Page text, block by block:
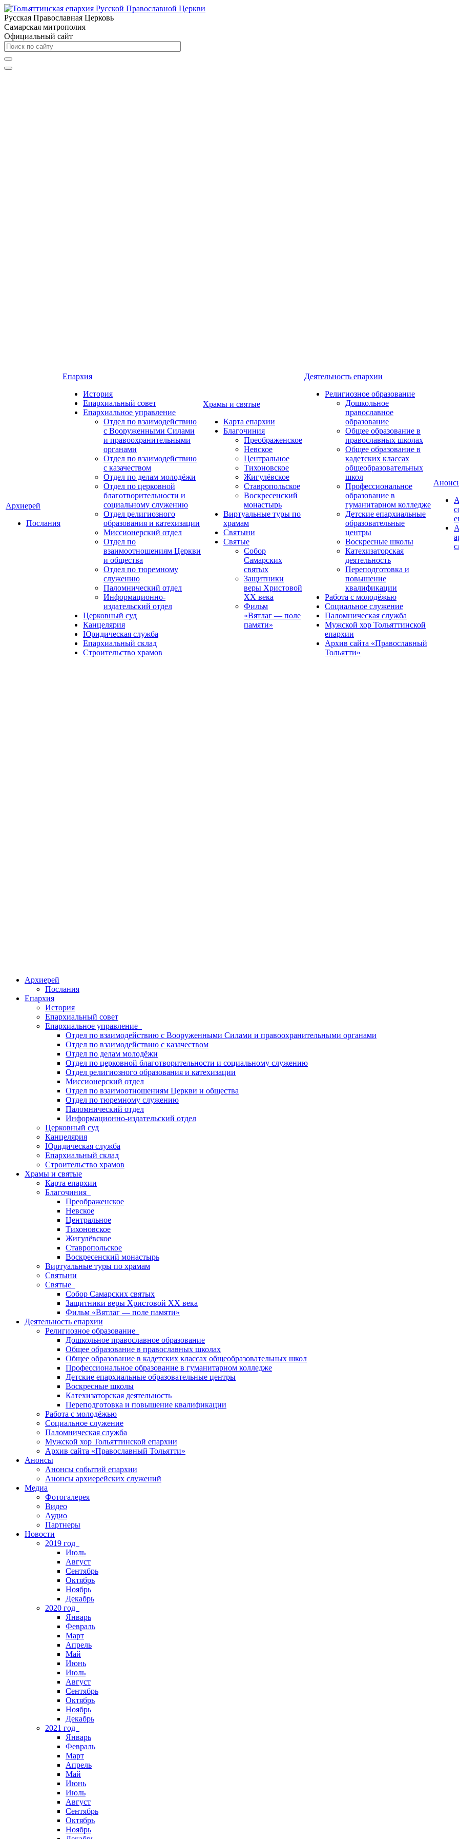
Русская Православная Церковь
Самарская митрополия
Официальный сайт
Архиерей
Послания
Епархия
История
Епархиальный совет
Епархиальное управление
Отдел по взаимодействию
с Вооруженными Силами
и правоохранительными
органами
Отдел по взаимодействию
с казачеством
Отдел по делам молодёжи
Отдел по церковной
благотворительности и
социальному служению
Отдел религиозного
образования и катехизации
Миссионерский отдел
Отдел по
взаимоотношениям Церкви
и общества
Отдел по тюремному
служению
Паломнический отдел
Информационно-
издательский отдел
Церковный суд
Канцелярия
Юридическая служба
Епархиальный склад
Строительство храмов
Храмы и святые
Карта епархии
Благочиния
Преображенское
Невское
Центральное
Тихоновское
Жигулёвское
Ставропольское
Воскресенский
монастырь
Виртуальные туры по
храмам
Святыни
Святые
Собор
Самарских
святых
Защитники
веры Христовой
XX века
Фильм
«Вятлаг — поле
памяти»
Деятельность епархии
Религиозное образование
Дошкольное
православное
образование
Общее образование в
православных школах
Общее образование в
кадетских классах
общеобразовательных
школ
Профессиональное
образование в
гуманитарном колледже
Детские епархиальные
образовательные
центры
Воскресные школы
Катехизаторская
деятельность
Переподготовка и
повышение
квалификации
Работа с молодёжью
Социальное служение
Паломническая служба
Мужской хор Тольяттинской
епархии
Архив сайта «Православный
Тольятти»
Архиерей
Послания
Епархия
История
Епархиальный совет
Епархиальное управление
Отдел по взаимодействию с Вооруженными Силами и правоохранительными органами
Отдел по взаимодействию с казачеством
Отдел по делам молодёжи
Отдел по церковной благотворительности и социальному служению
Отдел религиозного образования и катехизации
Миссионерский отдел
Отдел по взаимоотношениям Церкви и общества
Отдел по тюремному служению
Паломнический отдел
Информационно-издательский отдел
Церковный суд
Канцелярия
Юридическая служба
Епархиальный склад
Строительство храмов
Храмы и святые
Карта епархии
Благочиния
Преображенское
Невское
Центральное
Тихоновское
Жигулёвское
Ставропольское
Воскресенский монастырь
Виртуальные туры по храмам
Святыни
Святые
Собор Самарских святых
Защитники веры Христовой XX века
Фильм «Вятлаг — поле памяти»
Деятельность епархии
Религиозное образование
Дошкольное православное образование
Общее образование в православных школах
Общее образование в кадетских классах общеобразовательных школ
Профессиональное образование в гуманитарном колледже
Детские епархиальные образовательные центры
Воскресные школы
Катехизаторская деятельность
Переподготовка и повышение квалификации
Работа с молодёжью
Социальное служение
Паломническая служба
Мужской хор Тольяттинской епархии
Архив сайта «Православный Тольятти»
Анонсы
Анонсы событий епархии
Анонсы архиерейских служений
Медиа
Фотогалерея
Видео
Аудио
Партнеры
Новости
2019 год
Июль
Август
Сентябрь
Октябрь
Ноябрь
Декабрь
2020 год
Январь
Февраль
Март
Апрель
Май
Июнь
Июль
Август
Сентябрь
Октябрь
Ноябрь
Декабрь
2021 год
Январь
Февраль
Март
Апрель
Май
Июнь
Июль
Август
Сентябрь
Октябрь
Ноябрь